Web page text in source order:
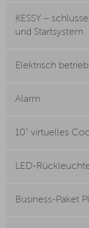
KESSY –
und Startsystem
Elektrisch
Alarm
10" virtuelles
LED-
Business-Paket